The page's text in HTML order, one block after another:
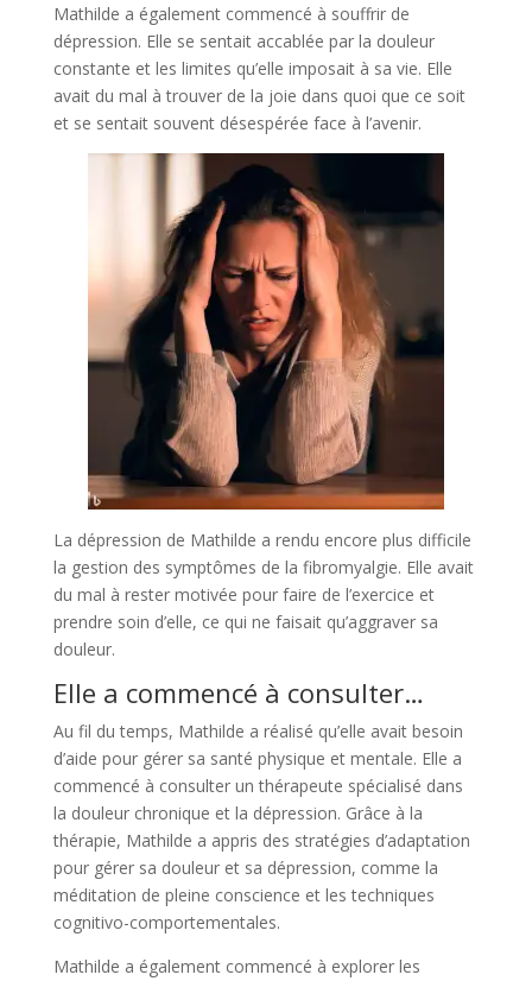
Mathilde a également commencé à souffrir de
dépression. Elle se sentait accablée par la douleur
constante et les limites qu’elle imposait à sa vie. Elle
avait du mal à trouver de la joie dans quoi que ce soit
et se sentait souvent désespérée face à l’avenir.
La dépression de Mathilde a rendu encore plus difficile
la gestion des symptômes de la fibromyalgie. Elle avait
du mal à rester motivée pour faire de l’exercice et
prendre soin d’elle, ce qui ne faisait qu’aggraver sa
douleur.
Elle a commencé à consulter…
Au fil du temps, Mathilde a réalisé qu’elle avait besoin
d’aide pour gérer sa santé physique et mentale. Elle a
commencé à consulter un thérapeute spécialisé dans
la douleur chronique et la dépression. Grâce à la
thérapie, Mathilde a appris des stratégies d’adaptation
pour gérer sa douleur et sa dépression, comme la
méditation de pleine conscience et les techniques
cognitivo-comportementales.
Mathilde a également commencé à explorer les